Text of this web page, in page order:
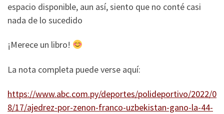
espacio disponible, aun así, siento que no conté casi
nada de lo sucedido
¡Merece un libro!
La nota completa puede verse aquí:
https://www.abc.com.py/deportes/polideportivo/2022/0
8/17/ajedrez-por-zenon-franco-uzbekistan-gano-la-44-